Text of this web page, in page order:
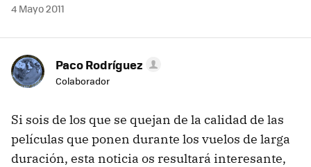
4 Mayo 2011
Paco Rodríguez
Colaborador
Si sois de los que se quejan de la calidad de las
películas que ponen durante los vuelos de larga
duración, esta noticia os resultará interesante,